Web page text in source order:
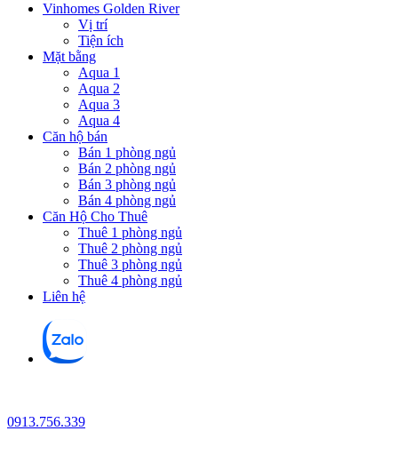
Vinhomes Golden River
Vị trí
Tiện ích
Mặt bằng
Aqua 1
Aqua 2
Aqua 3
Aqua 4
Căn hộ bán
Bán 1 phòng ngủ
Bán 2 phòng ngủ
Bán 3 phòng ngủ
Bán 4 phòng ngủ
Căn Hộ Cho Thuê
Thuê 1 phòng ngủ
Thuê 2 phòng ngủ
Thuê 3 phòng ngủ
Thuê 4 phòng ngủ
Liên hệ
0913.756.339